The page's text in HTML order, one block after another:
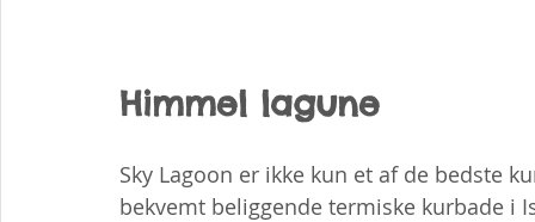
Himmel lagune
Sky Lagoon er ikke kun et af de bedste
bekvemt beliggende termiske kurbade i